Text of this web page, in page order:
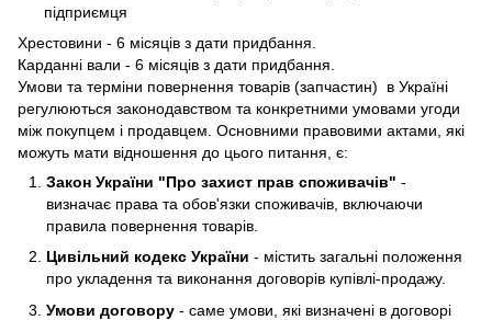
підприємця
Хрестовини - 6 місяців з дати придбання.
Карданні вали - 6 місяців з дати придбання.
Умови та терміни повернення товарів (запчастин) в Україні
регулюються законодавством та конкретними умовами угоди
між покупцем і продавцем. Основними правовими актами, які
можуть мати відношення до цього питання, є:
Закон України "Про захист прав споживачів" -
визначає права та обов'язки споживачів, включаючи
правила повернення товарів.
Цивільний кодекс України - містить загальні положення
про укладення та виконання договорів купівлі-продажу.
Умови договору - саме умови, які визначені в договорі